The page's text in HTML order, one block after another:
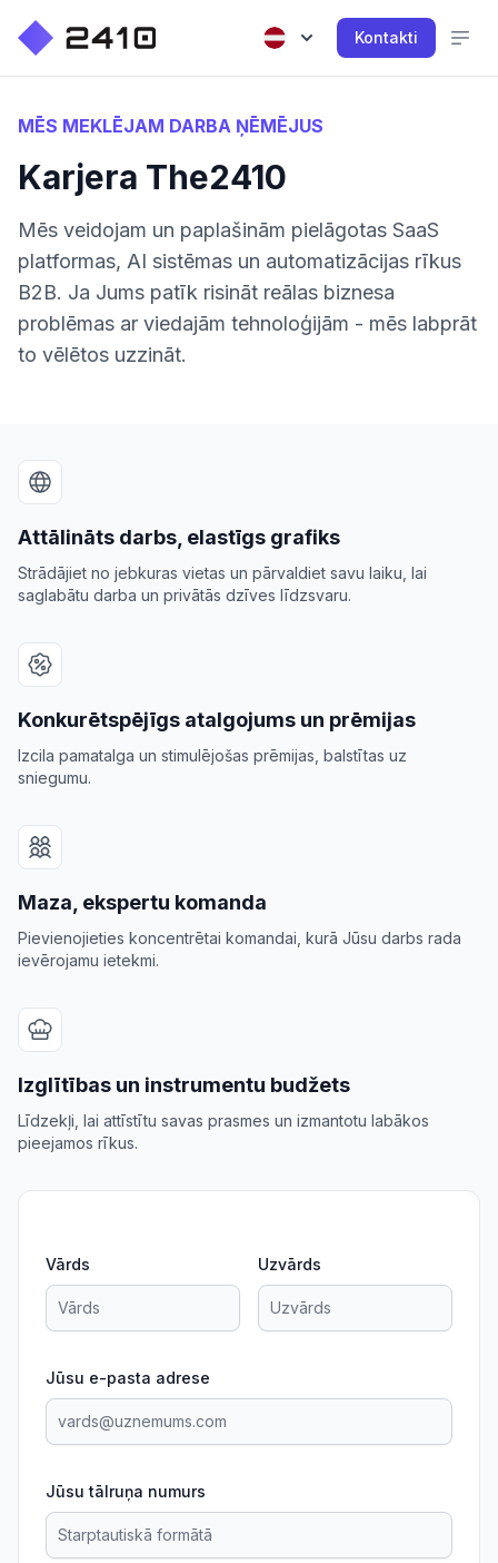
Kontakti
MĒS MEKLĒJAM DARBA ŅĒMĒJUS
Karjera The2410
Mēs veidojam un paplašinām pielāgotas SaaS
platformas, AI sistēmas un automatizācijas rīkus
B2B. Ja Jums patīk risināt reālas biznesa
problēmas ar viedajām tehnoloģijām - mēs labprāt
to vēlētos uzzināt.
Attālināts darbs, elastīgs grafiks
Strādājiet no jebkuras vietas un pārvaldiet savu laiku, lai
saglabātu darba un privātās dzīves līdzsvaru.
Konkurētspējīgs atalgojums un prēmijas
Izcila pamatalga un stimulējošas prēmijas, balstītas uz
sniegumu.
Maza, ekspertu komanda
Pievienojieties koncentrētai komandai, kurā Jūsu darbs rada
ievērojamu ietekmi.
Izglītības un instrumentu budžets
Līdzekļi, lai attīstītu savas prasmes un izmantotu labākos
pieejamos rīkus.
Vārds Uzvārds
Jūsu e-pasta adrese
Jūsu tālruņa numurs